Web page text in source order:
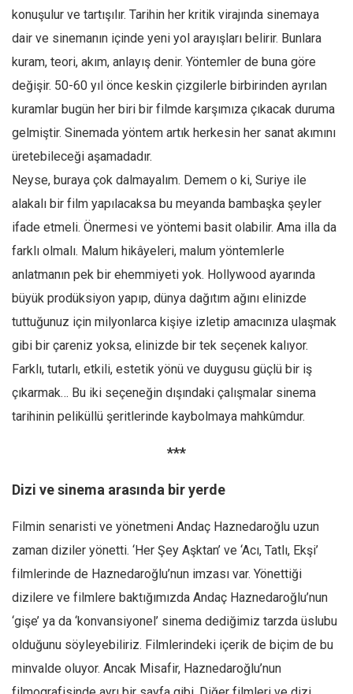
konuşulur ve tartışılır. Tarihin her kritik virajında sinemaya
dair ve sinemanın içinde yeni yol arayışları belirir. Bunlara
kuram, teori, akım, anlayış denir. Yöntemler de buna göre
değişir. 50-60 yıl önce keskin çizgilerle birbirinden ayrılan
kuramlar bugün her biri bir filmde karşımıza çıkacak duruma
gelmiştir. Sinemada yöntem artık herkesin her sanat akımını
üretebileceği aşamadadır.
Neyse, buraya çok dalmayalım. Demem o ki, Suriye ile
alakalı bir film yapılacaksa bu meyanda bambaşka şeyler
ifade etmeli. Önermesi ve yöntemi basit olabilir. Ama illa da
farklı olmalı. Malum hikâyeleri, malum yöntemlerle
anlatmanın pek bir ehemmiyeti yok. Hollywood ayarında
büyük prodüksiyon yapıp, dünya dağıtım ağını elinizde
tuttuğunuz için milyonlarca kişiye izletip amacınıza ulaşmak
gibi bir çareniz yoksa, elinizde bir tek seçenek kalıyor.
Farklı, tutarlı, etkili, estetik yönü ve duygusu güçlü bir iş
çıkarmak… Bu iki seçeneğin dışındaki çalışmalar sinema
tarihinin peliküllü şeritlerinde kaybolmaya mahkûmdur.
***
Dizi ve sinema arasında bir yerde
Filmin senaristi ve yönetmeni Andaç Haznedaroğlu uzun
zaman diziler yönetti. ‘Her Şey Aşktan’ ve ‘Acı, Tatlı, Ekşi’
filmlerinde de Haznedaroğlu’nun imzası var. Yönettiği
dizilere ve filmlere baktığımızda Andaç Haznedaroğlu’nun
‘gişe’ ya da ‘konvansiyonel’ sinema dediğimiz tarzda üslubu
olduğunu söyleyebiliriz. Filmlerindeki içerik de biçim de bu
minvalde oluyor. Ancak Misafir, Haznedaroğlu’nun